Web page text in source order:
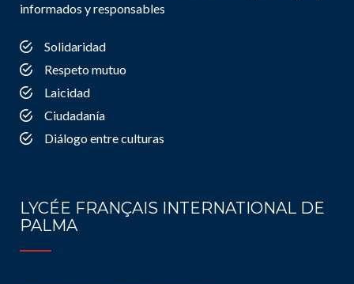
informados y responsables
Solidaridad
Respeto mutuo
Laicidad
Ciudadanía
Diálogo entre culturas
LYCÉE FRANÇAIS INTERNATIONAL DE
PALMA